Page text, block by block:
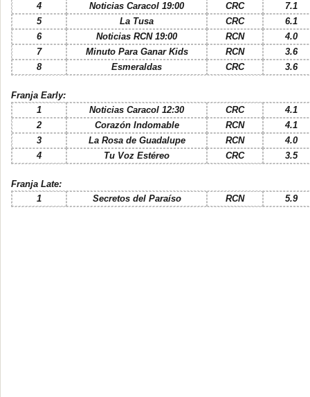
4
Noticias Caracol 19:00 CRC
7.1
5
La Tusa CRC
6.1
6
Noticias RCN 19:00 RCN
4.0
7
Minuto Para Ganar Kids RCN
3.6
8
Esmeraldas CRC 3.6
Franja Early:
1
Noticias Caracol 12:30 CRC
4.1
2
Corazón Indomable RCN
4.1
3
La Rosa de Guadalupe RCN
4.0
4
Tu Voz Estéreo CRC 3.5
Franja Late:
1
Secretos del Paraíso RCN 5.9